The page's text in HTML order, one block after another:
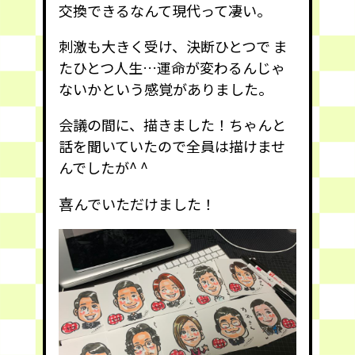
交換できるなんて現代って凄い。
刺激も大きく受け、決断ひとつで ま
たひとつ人生…運命が変わるんじゃ
ないかという感覚がありました。
会議の間に、描きました！ちゃんと
話を聞いていたので全員は描けませ
んでしたが^ ^
喜んでいただけました！